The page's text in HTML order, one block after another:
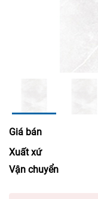
Giá bán
Xuất xứ
Vận chuyển